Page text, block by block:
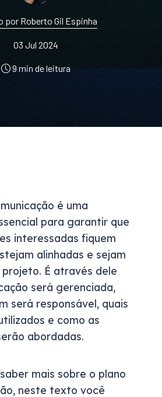
por Roberto Gil Espinha
03 Jul 2024
9 min de leitura
é uma
para garantir que
interessadas fiquem
alinhadas e sejam
projeto. É através dele
será gerenciada,
será responsável, quais
e como as
abordadas.
mais sobre o plano
neste texto você